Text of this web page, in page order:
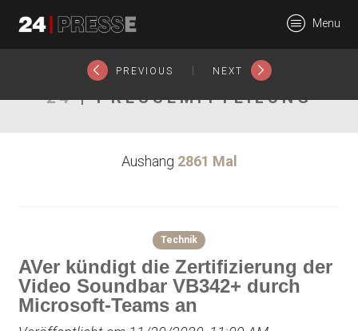
Menu
PREVIOUS NEXT
24| PRESSEMITTEILUNG
Aushang 2861 Mal
Technik
AVer kündigt die Zertifizierung der
Video Soundbar VB342+ durch
Microsoft-Teams an